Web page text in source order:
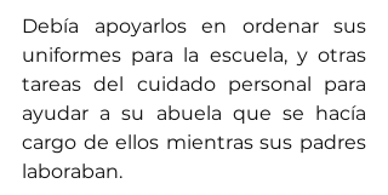
Debía apoyarlos en ordenar sus
uniformes para la escuela, y otras
tareas del cuidado personal para
ayudar a su abuela que se hacía
cargo de ellos mientras sus padres
laboraban.